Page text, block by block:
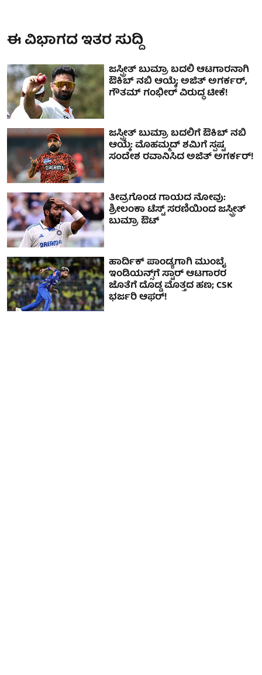
ಈ ವಿಭಾಗದ ಇತರ ಸುದ್ದಿ
ಜಸ್ಪ್ರೀತ್ ಬುಮ್ರಾ ಬದಲಿ ಆಟಗಾರನಾಗಿ
ಔಕಿಬ್ ನಬಿ ಆಯ್ಕೆ; ಅಜಿತ್ ಅಗರ್ಕರ್,
ಗೌತಮ್ ಗಂಭೀರ್ ವಿರುದ್ಧ ಟೀಕೆ!
ಜಸ್ಪ್ರೀತ್ ಬುಮ್ರಾ ಬದಲಿಗೆ ಔಕಿಬ್ ನಬಿ
ಆಯ್ಕೆ: ಮೊಹಮ್ಮದ್ ಶಮಿಗೆ ಸ್ಪಷ್ಟ
ಸಂದೇಶ ರವಾನಿಸಿದ ಅಜಿತ್ ಅಗರ್ಕರ್!
ತೀವ್ರಗೊಂಡ ಗಾಯದ ನೋವು:
ಶ್ರೀಲಂಕಾ ಟೆಸ್ಟ್ ಸರಣಿಯಿಂದ ಜಸ್ಪ್ರೀತ್
ಬುಮ್ರಾ ಔಟ್
ಹಾರ್ದಿಕ್ ಪಾಂಡ್ಯ‌ಗಾಗಿ ಮುಂಬೈ
ಇಂಡಿಯನ್ಸ್‌ಗೆ ಸ್ಟಾರ್ ಆಟಗಾರರ
ಜೊತೆಗೆ ದೊಡ್ಡ ಮೊತ್ತದ ಹಣ; CSK
ಭರ್ಜರಿ ಆಫರ್!